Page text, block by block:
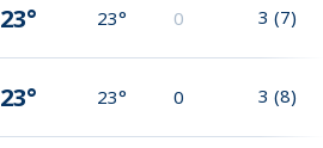
23° 23° 0 3 (7)
23° 23° 0 3 (8)